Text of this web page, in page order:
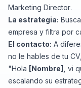
Marketing Director.
La estrategia:
empresa y filtra por
El contacto: A
no le hables de tu
"Hola [Nombre], vi
escalando su